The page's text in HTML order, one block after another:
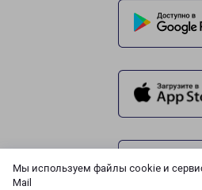
Мы используем файлы cookie и
Mail